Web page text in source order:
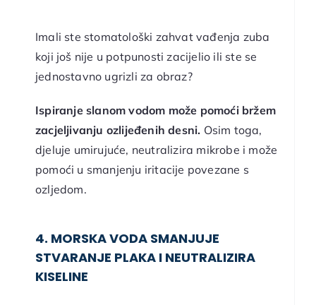
Imali ste stomatološki zahvat vađenja zuba
koji još nije u potpunosti zacijelio ili ste se
jednostavno ugrizli za obraz?
Ispiranje slanom vodom može pomoći bržem
zacjeljivanju ozlijeđenih desni. Osim toga,
djeluje umirujuće, neutralizira mikrobe i može
pomoći u smanjenju iritacije povezane s
ozljedom.
4. MORSKA VODA SMANJUJE
STVARANJE PLAKA I NEUTRALIZIRA
KISELINE